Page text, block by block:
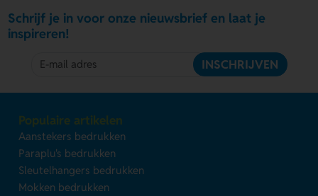
Schrijf je in voor onze nieuwsbrief en laat je
inspireren!
INSCHRIJVEN
Populaire artikelen
Aanstekers bedrukken
Paraplu's bedrukken
Sleutelhangers bedrukken
Mokken bedrukken